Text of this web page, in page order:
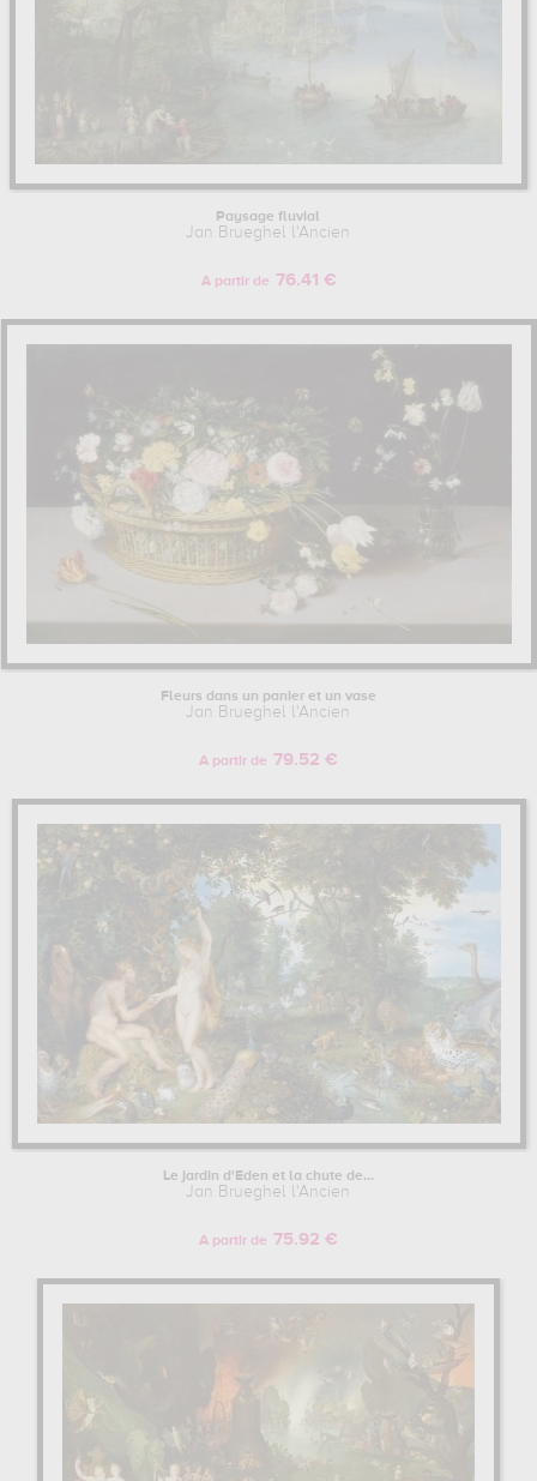
Paysage fluvial
Jan Brueghel l'Ancien
A partir de 76.41 €
Fleurs dans un panier et un vase
Jan Brueghel l'Ancien
A partir de 79.52 €
Le jardin d'Eden et la chute de...
Jan Brueghel l'Ancien
A partir de 75.92 €